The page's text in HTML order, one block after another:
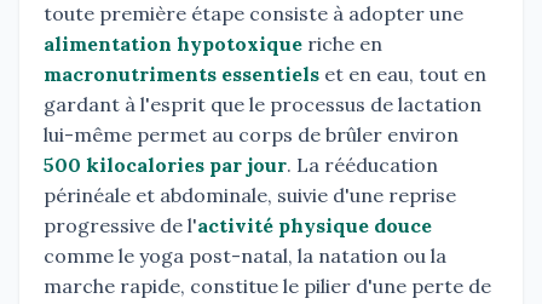
toute première étape consiste à adopter une
alimentation hypotoxique riche en
macronutriments essentiels et en eau, tout en
gardant à l'esprit que le processus de lactation
lui-même permet au corps de brûler environ
500 kilocalories par jour. La rééducation
périnéale et abdominale, suivie d'une reprise
progressive de l'activité physique douce
comme le yoga post-natal, la natation ou la
marche rapide, constitue le pilier d'une perte de